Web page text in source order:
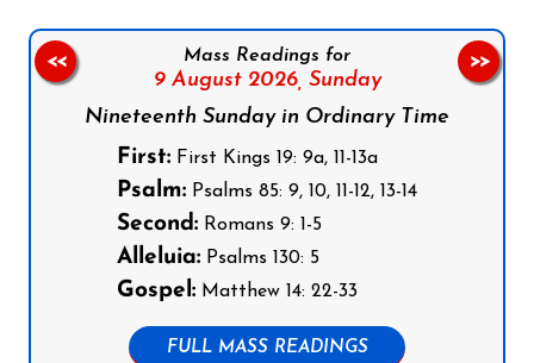
Mass Readings for
9 August 2026, Sunday
Nineteenth Sunday in Ordinary Time
First: First Kings 19: 9a, 11-13a
Psalm: Psalms 85: 9, 10, 11-12, 13-14
Second: Romans 9: 1-5
Alleluia: Psalms 130: 5
Gospel: Matthew 14: 22-33
FULL MASS READINGS
<< >>